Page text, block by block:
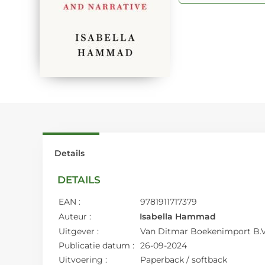
Details
DETAILS
EAN :
9781911717379
Auteur :
Isabella Hammad
Uitgever :
Van Ditmar Boekenimport
Publicatie datum :
26-09-2024
Uitvoering :
Paperback / softback